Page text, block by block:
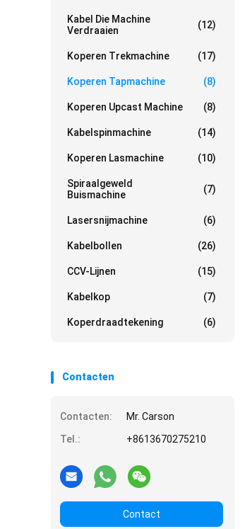
Kabel Die Machine
Verdraaien
(12)
Koperen Trekmachine (17)
Koperen Tapmachine (8)
Koperen Upcast Machine (8)
Kabelspinmachine (14)
Koperen Lasmachine (10)
Spiraalgeweld
Buismachine
(7)
Lasersnijmachine (6)
Kabelbollen (26)
CCV-Lijnen (15)
Kabelkop (7)
Koperdraadtekening (6)
Contacten
Contacten:
Mr. Carson
Tel.:
+8613670275210
Contact